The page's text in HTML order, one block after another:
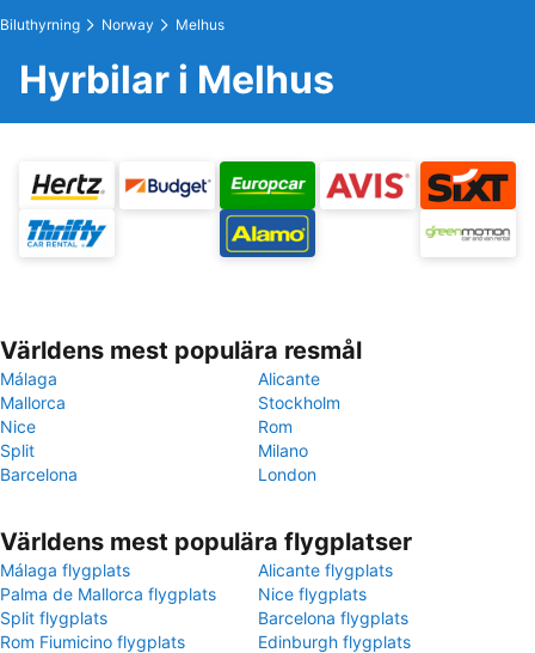
Biluthyrning Norway Melhus
Hyrbilar i Melhus
Världens mest populära resmål
Málaga
Alicante
Mallorca
Stockholm
Nice
Rom
Split
Milano
Barcelona
London
Världens mest populära flygplatser
Málaga flygplats
Alicante flygplats
Palma de Mallorca flygplats
Nice flygplats
Split flygplats
Barcelona flygplats
Rom Fiumicino flygplats
Edinburgh flygplats